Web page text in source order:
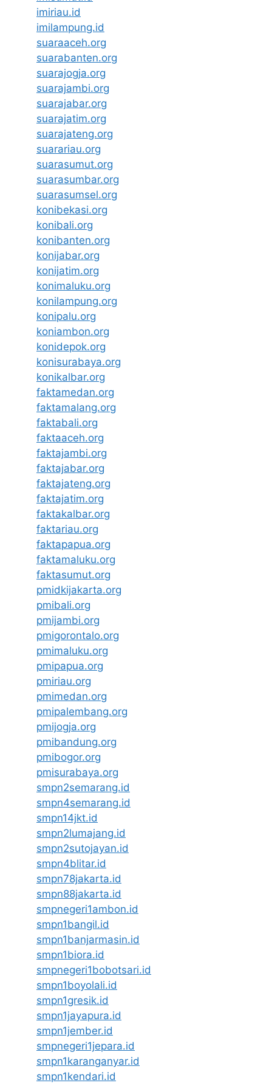
imiriau.id
imilampung.id
suaraaceh.org
suarabanten.org
suarajogja.org
suarajambi.org
suarajabar.org
suarajatim.org
suarajateng.org
suarariau.org
suarasumut.org
suarasumbar.org
suarasumsel.org
konibekasi.org
konibali.org
konibanten.org
konijabar.org
konijatim.org
konimaluku.org
konilampung.org
konipalu.org
koniambon.org
konidepok.org
konisurabaya.org
konikalbar.org
faktamedan.org
faktamalang.org
faktabali.org
faktaaceh.org
faktajambi.org
faktajabar.org
faktajateng.org
faktajatim.org
faktakalbar.org
faktariau.org
faktapapua.org
faktamaluku.org
faktasumut.org
pmidkijakarta.org
pmibali.org
pmijambi.org
pmigorontalo.org
pmimaluku.org
pmipapua.org
pmiriau.org
pmimedan.org
pmipalembang.org
pmijogja.org
pmibandung.org
pmibogor.org
pmisurabaya.org
smpn2semarang.id
smpn4semarang.id
smpn14jkt.id
smpn2lumajang.id
smpn2sutojayan.id
smpn4blitar.id
smpn78jakarta.id
smpn88jakarta.id
smpnegeri1ambon.id
smpn1bangil.id
smpn1banjarmasin.id
smpn1biora.id
smpnegeri1bobotsari.id
smpn1boyolali.id
smpn1gresik.id
smpn1jayapura.id
smpn1jember.id
smpnegeri1jepara.id
smpn1karanganyar.id
smpn1kendari.id